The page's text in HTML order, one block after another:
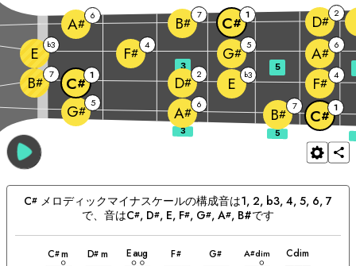
G# 5
A# 6
B# 7
C# 1
B# 7 C# 1 D# 2 E b3 F# 4
E b3 F# 4 G# 5 A# 6
A# 6 B# 7 C# 1 D# 2
3 5
C# メロディックマイナスケールの構成音は1, 2, b3, 4, 5, 6, 7
で、音はC#, D#, E, F#, G#, A#, B#です
C#m
和
D# m
和
Eaug
和
F#
和
G#
和
A#dim
和
Cdim
和